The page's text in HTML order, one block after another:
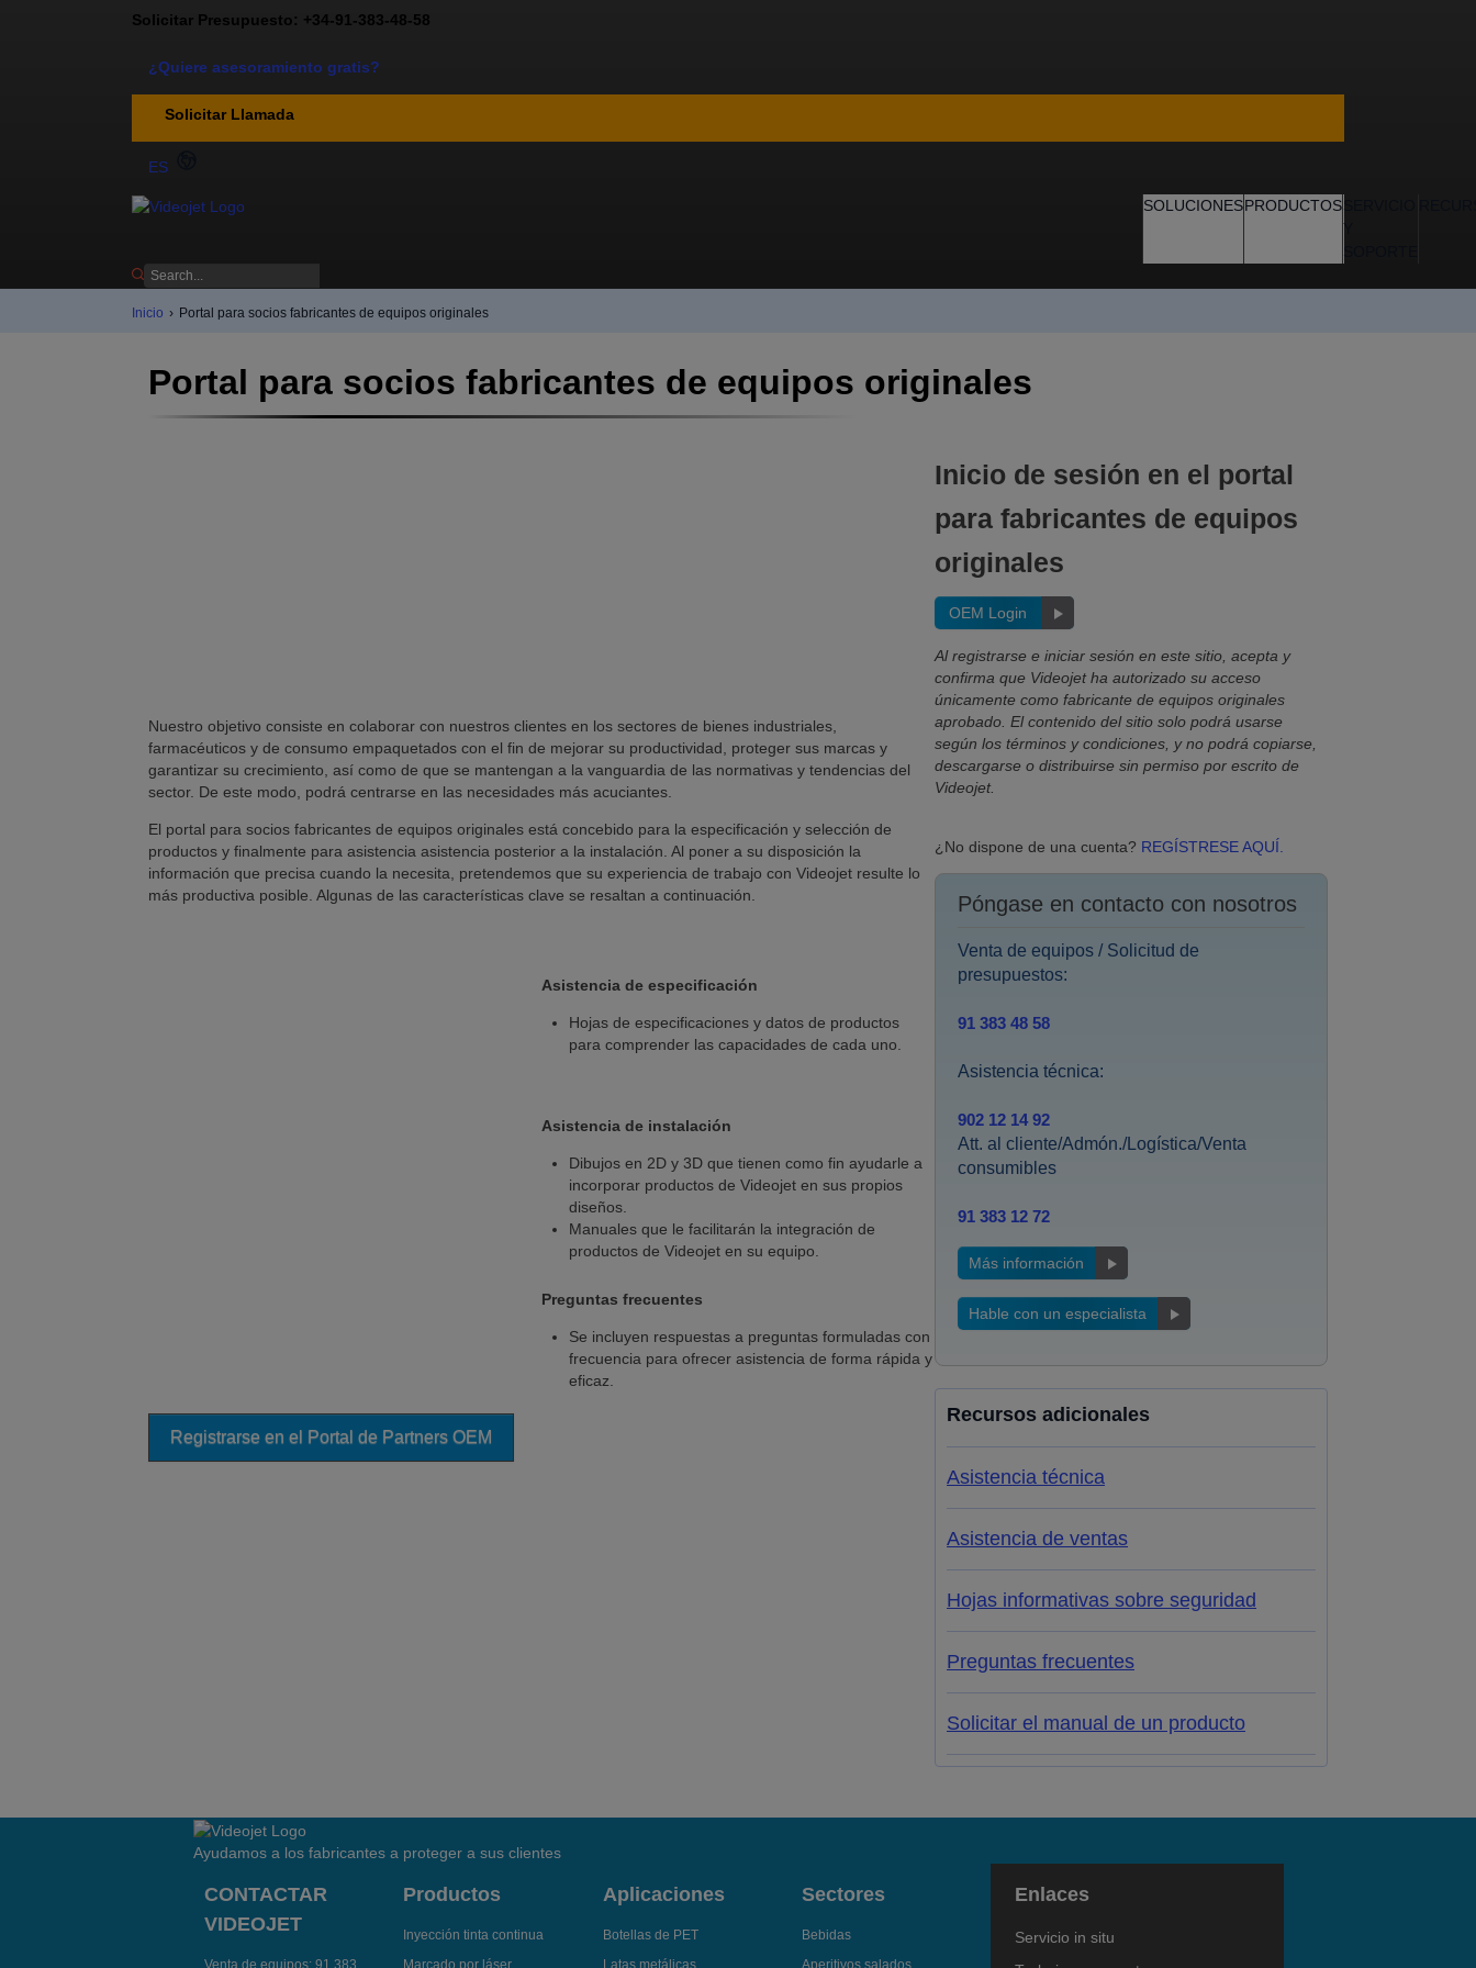
Solicitar Presupuesto: +34-91-383-48-58
¿Quiere asesoramiento gratis?
Solicitar Llamada
ES
SOLUCIONESPRODUCTOS
Y
Inicio › Portal para socios fabricantes de equipos originales
Portal para socios fabricantes de equipos originales
Nuestro objetivo consiste en colaborar con nuestros clientes en los sectores de bienes industriales,
farmacéuticos y de consumo empaquetados con el fin de mejorar su productividad, proteger sus marcas y
garantizar su crecimiento, así como de que se mantengan a la vanguardia de las normativas y tendencias del
sector. De este modo, podrá centrarse en las necesidades más acuciantes.
El portal para socios fabricantes de equipos originales está concebido para la especificación y selección de
productos y finalmente para asistencia asistencia posterior a la instalación. Al poner a su disposición la
información que precisa cuando la necesita, pretendemos que su experiencia de trabajo con Videojet resulte lo
más productiva posible. Algunas de las características clave se resaltan a continuación.
Asistencia de especificación
Hojas de especificaciones y datos de productos
para comprender las capacidades de cada uno.
Asistencia de instalación
Dibujos en 2D y 3D que tienen como fin ayudarle a
incorporar productos de Videojet en sus propios
diseños.
Manuales que le facilitarán la integración de
productos de Videojet en su equipo.
Preguntas frecuentes
Se incluyen respuestas a preguntas formuladas con
frecuencia para ofrecer asistencia de forma rápida y
eficaz.
Registrarse en el Portal de Partners OEM
Inicio de sesión en el portal
para fabricantes de equipos
originales
OEM Login
Al registrarse e iniciar sesión en este sitio, acepta y
confirma que Videojet ha autorizado su acceso
únicamente como fabricante de equipos originales
aprobado. El contenido del sitio solo podrá usarse
según los términos y condiciones, y no podrá copiarse,
descargarse o distribuirse sin permiso por escrito de
Videojet.
¿No dispone de una cuenta? REGÍSTRESE AQUÍ.
Póngase en contacto con nosotros
Venta de equipos / Solicitud de
presupuestos:
91 383 48 58
Asistencia técnica:
902 12 14 92
Att. al cliente/Admón./Logística/Venta
consumibles
91 383 12 72
Más información
Hable con un especialista
Recursos adicionales
Asistencia técnica
Asistencia de ventas
Hojas informativas sobre seguridad
Preguntas frecuentes
Solicitar el manual de un producto
Ayudamos a los fabricantes a proteger a sus clientes
CONTACTAR
VIDEOJET
Venta de equipos: 91 383
Productos
Inyección tinta continua
Marcado por láser
Aplicaciones
Botellas de PET
Latas metálicas
Sectores
Bebidas
Aperitivos salados
Enlaces
Servicio in situ